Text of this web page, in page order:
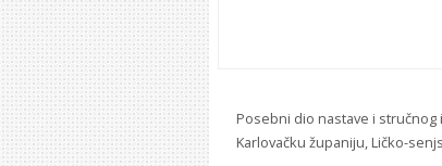
Posebni dio nastave i
Karlovačku županiju, Ličko-